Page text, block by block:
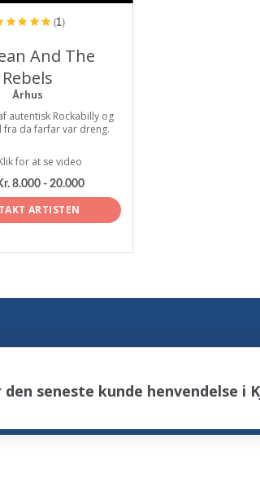
(1)
And The
Rebels
Århus
autentisk Rockabilly og
fra da farfar var dreng.
for at se video
8.000 - 20.000
ARTISTEN
seneste kunde henvendelse i